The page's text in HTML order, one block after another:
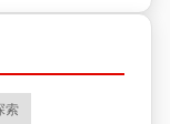
索